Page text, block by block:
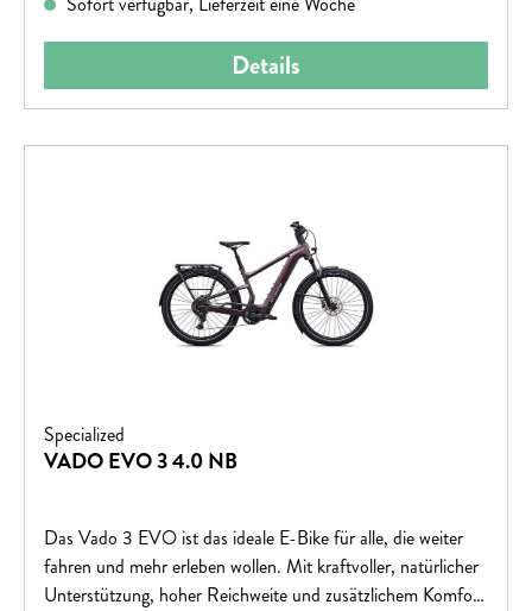
Details
Specialized
VADO EVO 3 4.0 NB
Das Vado 3 EVO ist das ideale E-Bike für alle, die weiter
fahren und mehr erleben wollen. Mit kraftvoller, natürlicher
Unterstützung, hoher Reichweite und zusätzlichem Komfort